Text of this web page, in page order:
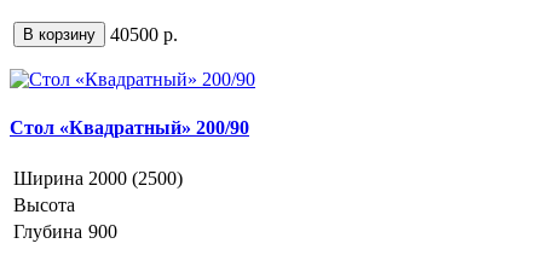
В корзину 40500 р.
Стол «Квадратный» 200/90
Ширина 2000 (2500)
Высота
Глубина 900